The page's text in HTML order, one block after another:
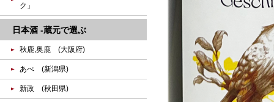
ク」
日本酒 -蔵元で選ぶ
秋鹿,奥鹿 (大阪府)
あべ (新潟県)
新政 (秋田県)